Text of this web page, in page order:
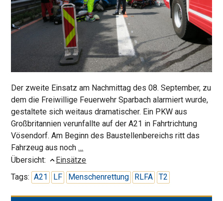
Der zweite Einsatz am Nachmittag des 08. September, zu
dem die Freiwillige Feuerwehr Sparbach alarmiert wurde,
gestaltete sich weitaus dramatischer. Ein PKW aus
Großbritannien verunfallte auf der A21 in Fahrtrichtung
Vösendorf. Am Beginn des Baustellenbereichs ritt das
Fahrzeug aus noch…
auf
der
Autobahn
Übersicht:
Einsätze
Tags: A21 LF Menschenrettung RLFA T2